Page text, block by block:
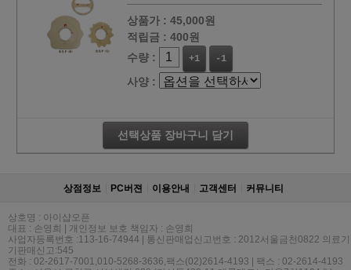
상품가 : 45,000원
적립금 : 400원
수량 :
+1 -1
사양 :
선택상품 장바구니 담기
상점정보 PC버젼 이용안내 고객센터 커뮤니티
상호명 : 아이샵오픈
대표 : 손영희 | 개인정보 보호 책임자 : 손영희
사업자등록번호 :113-16-74944 | 통신판매업신고번호 : 2012서울금천0822 의료기
기판매신고:545
전화 : 02-2617-7001,010-5268-3636,팩스(02)2614-4193 | 팩스 : 02-2614-4193